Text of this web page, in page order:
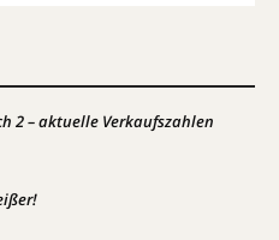
2 – aktuelle Verkaufszahlen